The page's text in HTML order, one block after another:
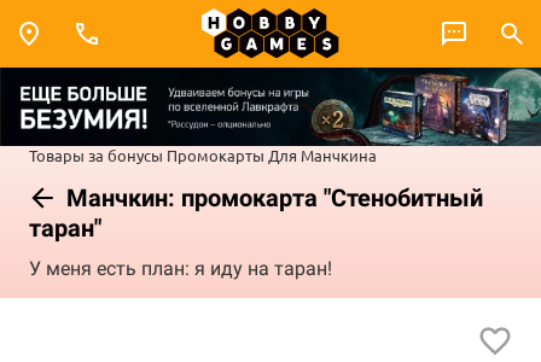
Товары за бонусы Промокарты Для Манчкина
Манчкин: промокарта "Стенобитный
таран"
У меня есть план: я иду на таран!